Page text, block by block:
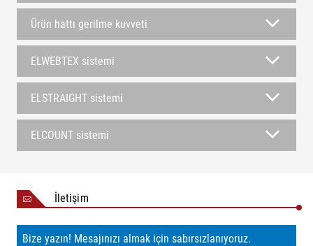
Ürün hattı gerilme kuvveti
ELWEBTEX sistemi
ELSTRAIGHT sistemi
ELCOUNT sistemi
İletişim
Bize yazın! Mesajınızı almak için sabırsızlanıyoruz.